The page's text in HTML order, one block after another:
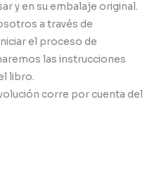
y en su embalaje original.
a través de
el proceso de
las instrucciones
libro.
corre por cuenta del